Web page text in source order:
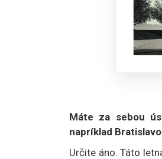
Máte za sebou
napríklad
Určite áno. Táto